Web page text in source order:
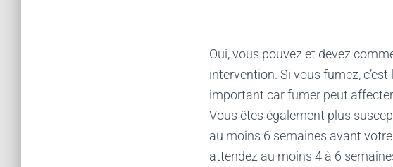
Oui, vous pouvez et devez
intervention. Si vous fumez,
important car fumer peut
Vous êtes également plus
au moins 6 semaines avant
attendez au moins 4 à 6